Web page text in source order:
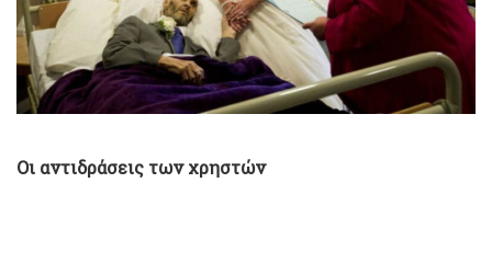
Οι αντιδράσεις των χρηστών